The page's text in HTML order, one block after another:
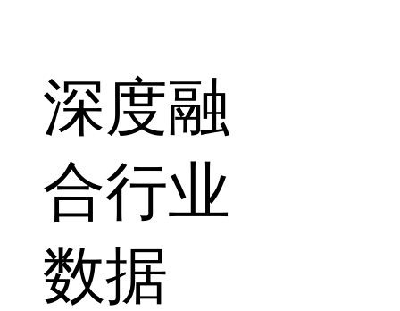
深度融
合行业
数据